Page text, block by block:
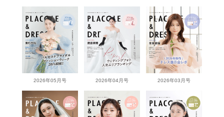
2026年05月号 2026年04月号 2026年03月号